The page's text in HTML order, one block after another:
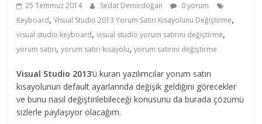
25 Temmuz 2014 Sedat Demirdoğan
0 yorum
Keyboard,Visual Studio 2013 Yorum Satırı Kısayolunu Değiştirme,
visual studio keyboard,visual studio yorum satırını değiştirme,
yorum satırı,yorum satırı kısayolu,yorum satırını değiştirme
Visual Studio 2013‘ü kuran yazılımcılar yorum satırı
kısayolunun default ayarlarında değişik geldiğini görecekler
ve bunu nasıl değiştirilebileceği konusunu da burada çözümü
sizlerle paylaşıyor olacağım.